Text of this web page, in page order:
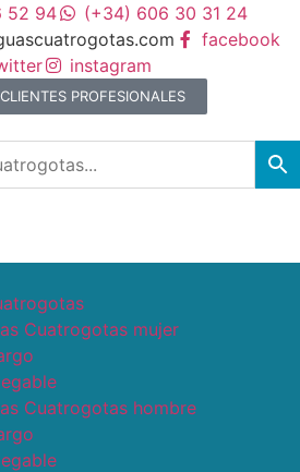
52 94
(+34) 606 30 31 24
facebook
instagram
PROFESIONALES
Cuatrogotas mujer
Cuatrogotas hombre